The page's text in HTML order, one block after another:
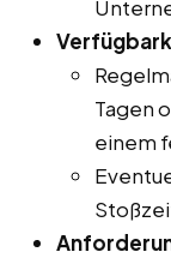
Tagen
einem